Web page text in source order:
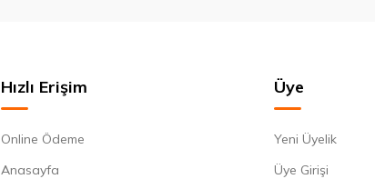
Hızlı Erişim
Online Ödeme
Anasayfa
Üye
Yeni Üyelik
Üye Girişi